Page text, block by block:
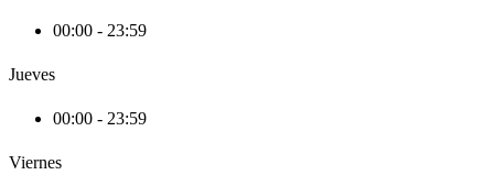
00:00 - 23:59
Jueves
00:00 - 23:59
Viernes